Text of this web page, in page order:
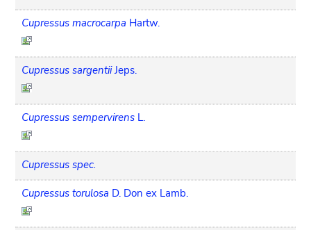
Cupressus macrocarpa Hartw.
Cupressus sargentii Jeps.
Cupressus sempervirens L.
Cupressus spec.
Cupressus torulosa D. Don ex Lamb.